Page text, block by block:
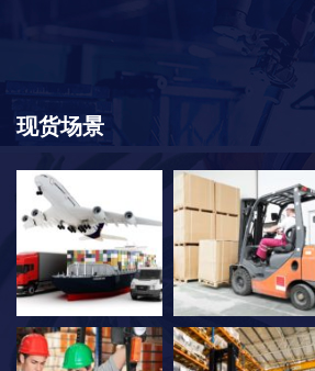
现货场景